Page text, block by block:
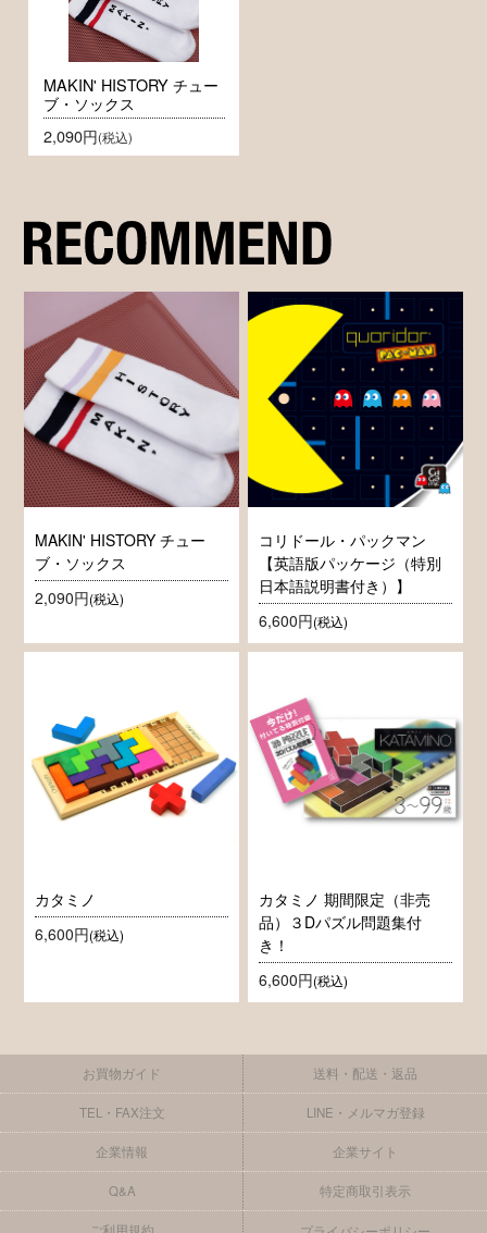
MAKIN' HISTORY チュー
ブ・ソックス
2,090円(税込)
MAKIN' HISTORY チュー
ブ・ソックス
2,090円(税込)
コリドール・パックマン
【英語版パッケージ（特別
日本語説明書付き）】
6,600円(税込)
カタミノ
6,600円(税込)
カタミノ 期間限定（非売
品）３Dパズル問題集付
き！
6,600円(税込)
お買物ガイド 送料・配送・返品
TEL・FAX注文 LINE・メルマガ登録
企業情報 企業サイト
Q&A 特定商取引表示